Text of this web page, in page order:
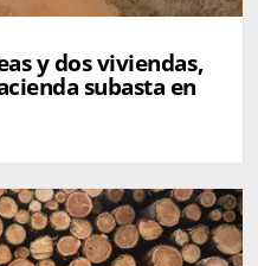
y dos viviendas,
subasta en